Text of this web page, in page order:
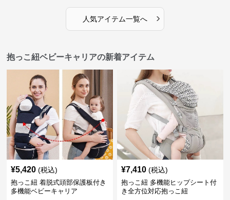
人気アイテム一覧へ ›
抱っこ紐ベビーキャリアの新着アイテム
¥5,420 (税込)
抱っこ紐 着脱式頭部保護板付き
多機能ベビーキャリア
¥7,410 (税込)
抱っこ紐 多機能ヒップシート付
き全方位対応抱っこ紐